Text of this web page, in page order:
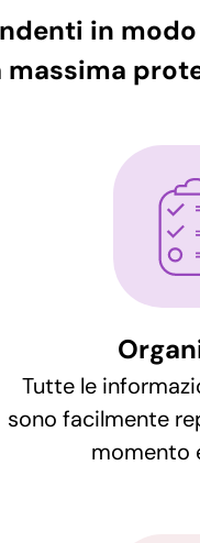
in
Tutte le
sono facilmente
momento